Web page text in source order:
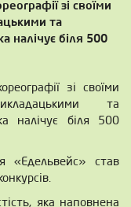
зі своїми
та
налічує біля 500
зі своїми
та
налічує біля 500
став
яка наповнена